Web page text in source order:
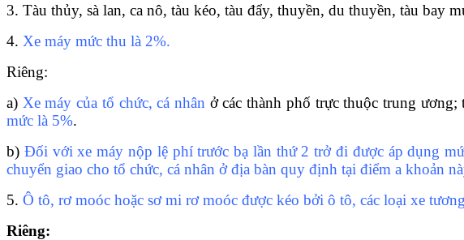
3. Tàu thủy, sà lan, ca nô, tàu kéo, tàu đẩy, thuyền, du thuyền, tàu bay
4. Xe máy mức thu là 2%.
Riêng:
a) Xe máy của tổ chức, cá nhân ở các thành phố trực thuộc trung
mức là 5%.
b) Đối với xe máy nộp lệ phí trước bạ lần thứ 2 trở đi được áp dụng
chuyển giao cho tổ chức, cá nhân ở địa bàn quy định tại điểm a khoản
5. Ô tô, rơ moóc hoặc sơ mi rơ moóc được kéo bởi ô tô, các loại xe
Riêng: